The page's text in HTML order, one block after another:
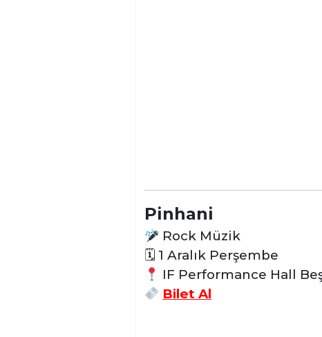
Pinhani
Rock Müzik
🗓 1 Aralık Perşembe
IF Performance Hall
Bilet Al